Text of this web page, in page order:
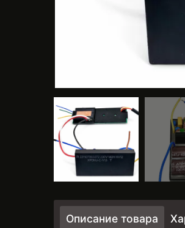
Описание товара